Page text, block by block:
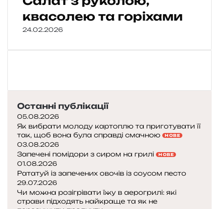
квасолею та горіхами
24.02.2026
Останні публікації
05.08.2026
Як вибрати молоду картоплю та приготувати її
так, щоб вона була справді смачною
НОВЕ
03.08.2026
Запечені помідори з сиром на грилі НОВЕ
01.08.2026
Рататуй із запечених овочів із соусом песто
29.07.2026
Чи можна розігрівати їжу в аерогрилі: які
страви підходять найкраще та як не